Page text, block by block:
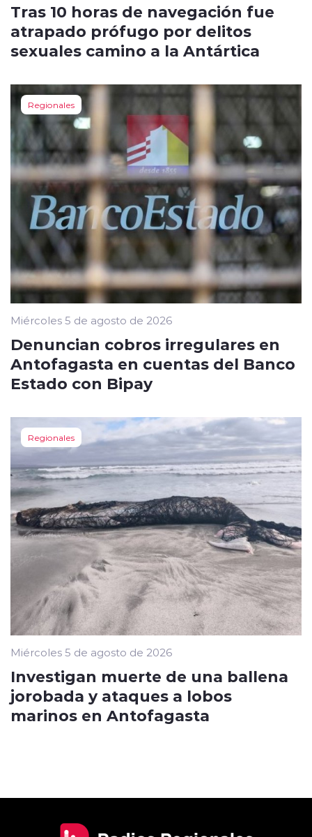
Tras 10 horas de navegación fue
atrapado prófugo por delitos
sexuales camino a la Antártica
Regionales
Miércoles 5 de agosto de 2026
Denuncian cobros irregulares en
Antofagasta en cuentas del Banco
Estado con Bipay
Regionales
Miércoles 5 de agosto de 2026
Investigan muerte de una ballena
jorobada y ataques a lobos
marinos en Antofagasta